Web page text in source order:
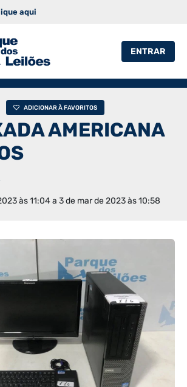
aqui
ENTRAR
ADICIONAR À FAVORITOS
AMERICANA
às 11:04 a 3 de mar de 2023 às 10:58